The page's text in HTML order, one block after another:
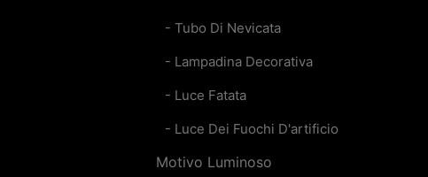
- Tubo Di Nevicata
- Lampadina Decorativa
- Luce Fatata
- Luce Dei Fuochi D'artificio
Motivo Luminoso